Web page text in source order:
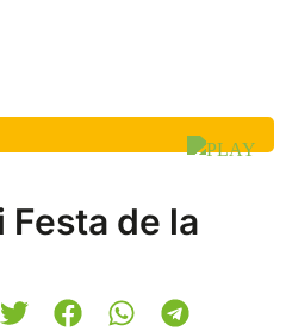
Festa de la